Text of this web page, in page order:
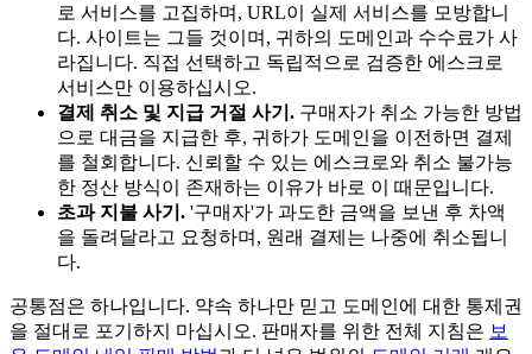
로 서비스를 고집하며, URL이 실제 서비스를 모방합니
다. 사이트는 그들 것이며, 귀하의 도메인과 수수료가 사
라집니다. 직접 선택하고 독립적으로 검증한 에스크로
서비스만 이용하십시오.
결제 취소 및 지급 거절 사기. 구매자가 취소 가능한 방법
으로 대금을 지급한 후, 귀하가 도메인을 이전하면 결제
를 철회합니다. 신뢰할 수 있는 에스크로와 취소 불가능
한 정산 방식이 존재하는 이유가 바로 이 때문입니다.
초과 지불 사기. '구매자'가 과도한 금액을 보낸 후 차액
을 돌려달라고 요청하며, 원래 결제는 나중에 취소됩니
다.
공통점은 하나입니다. 약속 하나만 믿고 도메인에 대한 통제권
을 절대로 포기하지 마십시오. 판매자를 위한 전체 지침은 보